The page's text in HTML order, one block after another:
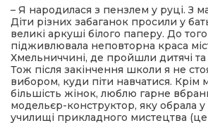
– Я народилася з пензлем у руці. З
Діти різних забаганок просили у
великі аркуші білого паперу. До
підживлювала неповторна краса
Хмельниччині, де пройшли дитячі
Тож після закінчення школи я не
вибором, куди піти навчатися. Крім
більшість жінок, люблю гарне
модельєр-конструктор, яку обрала
училищі прикладного мистецтва